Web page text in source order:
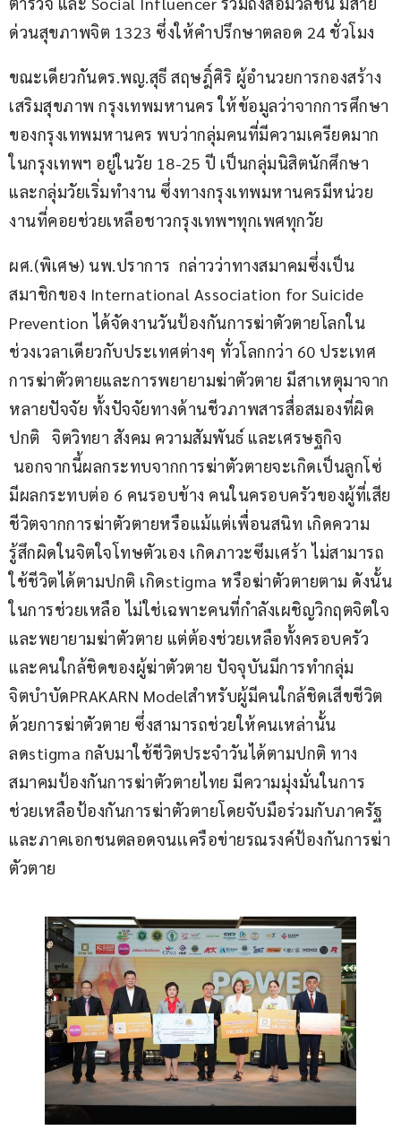
ด่วนสุขภาพจิต 1323 ซึ่งให้คำปรึกษาตลอด 24 ชั่วโมง
ขณะเดียวกันดร.พญ.สุธี สฤษฎิ์ศิริ ผู้อำนวยการกองสร้าง
เสริมสุขภาพ กรุงเทพมหานคร ให้ข้อมูลว่าจากการศึกษา
ของกรุงเทพมหานคร พบว่ากลุ่มคนที่มีความเครียดมาก
ในกรุงเทพฯ อยู่ในวัย 18-25 ปี เป็นกลุ่มนิสิตนักศึกษา
และกลุ่มวัยเริ่มทำงาน ซึ่งทางกรุงเทพมหานครมีหน่วย
งานที่คอยช่วยเหลือชาวกรุงเทพฯทุกเพศทุกวัย
ผศ.(พิเศษ) นพ.ปราการ  กล่าวว่าทางสมาคมซึ่งเป็น
สมาชิกของ International Association for Suicide
Prevention ได้จัดงานวันป้องกันการฆ่าตัวตายโลกใน
ช่วงเวลาเดียวกับประเทศต่างๆ ทั่วโลกกว่า 60 ประเทศ
การฆ่าตัวตายและการพยายามฆ่าตัวตาย มีสาเหตุมาจาก
หลายปัจจัย ทั้งปัจจัยทางด้านชีวภาพสารสื่อสมองที่ผิด
ปกติ   จิตวิทยา สังคม ความสัมพันธ์ และเศรษฐกิจ
นอกจากนี้ผลกระทบจากการฆ่าตัวตายจะเกิดเป็นลูกโซ่
มีผลกระทบต่อ 6 คนรอบข้าง คนในครอบครัวของผู้ที่เสีย
ชีวิตจากการฆ่าตัวตายหรือแม้แต่เพื่อนสนิท เกิดความ
รู้สึกผิดในจิตใจโทษตัวเอง เกิดภาวะซึมเศร้า ไม่สามารถ
ใช้ชีวิตได้ตามปกติ เกิดstigma หรือฆ่าตัวตายตาม ดังนั้น
ในการช่วยเหลือ ไม่ใช่เฉพาะคนที่กำลังเผชิญวิกฤตจิตใจ
และพยายามฆ่าตัวตาย แต่ต้องช่วยเหลือทั้งครอบครัว
และคนใกล้ชิดของผู้ฆ่าตัวตาย ปัจจุบันมีการทำกลุ่ม
จิตบำบัดPRAKARN Modelสำหรับผู้มีคนใกล้ชิดเสีขชีวิต
ด้วยการฆ่าตัวตาย ซึ่งสามารถช่วยให้คนเหล่านั้น
ลดstigma กลับมาใช้ชีวิตประจำวันได้ตามปกติ ทาง
สมาคมป้องกันการฆ่าตัวตายไทย มีความมุ่งมั่นในการ
ช่วยเหลือป้องกันการฆ่าตัวตายโดยจับมือร่วมกับภาครัฐ
และภาคเอกชนตลอดจนเเครือข่ายรณรงค์ป้องกันการฆ่า
ตัวตาย